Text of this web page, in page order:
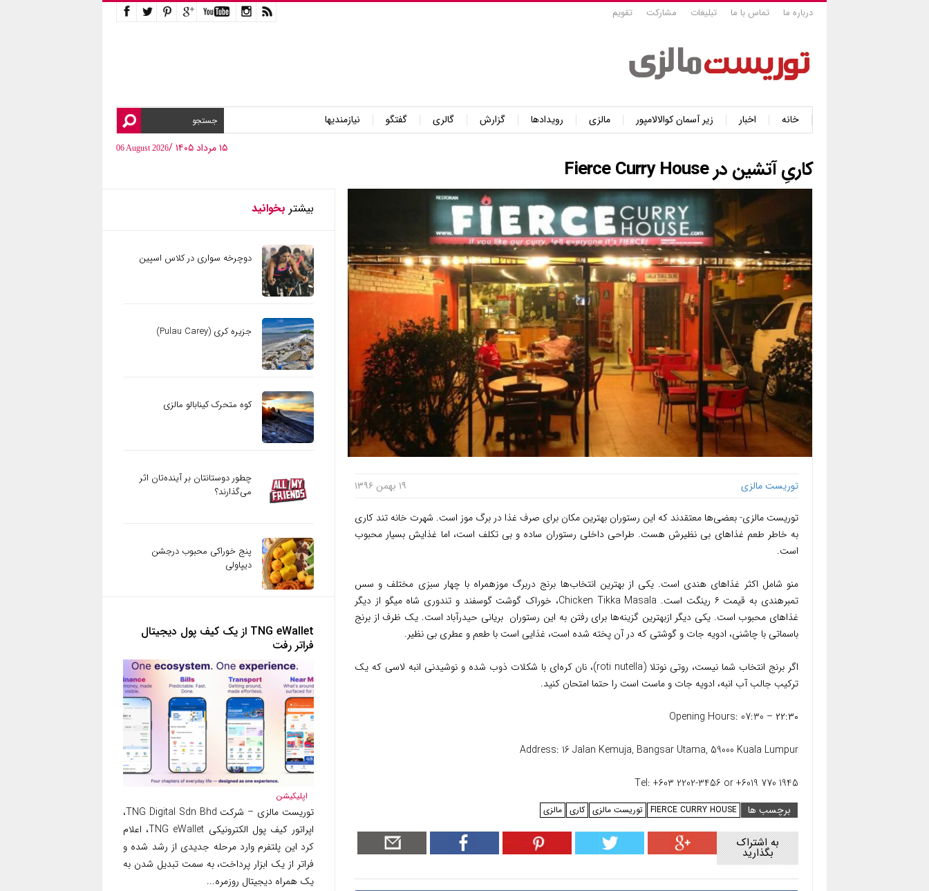
درباره ما تماس با ما تبلیغات مشارکت تقویم
خانه اخبار زیر آسمان کوالالامپور مالزی رویدادها گزارش گالری گفتگو
نیازمندیها
۱۵ مرداد ۱۴۰۵ /
06 August 2026
کاریِ آتشین در Fierce Curry House
توریست مالزی ۱۹ بهمن ۱۳۹۶
توریست مالزی- بعضی‌ها معتقدند که این رستوران بهترین مکان برای صرف غذا در برگ موز است. شهرت خانه تند کاری
به خاطر طعم غذاهای بی نظیرش هست. طراحی داخلی رستوران ساده و بی تکلف است، اما غذایش بسیار محبوب
است.
منو شامل اکثر غذاهای هندی است. یکی از بهترین انتخاب‌ها برنج دربرگ موزهمراه با چهار سبزی مختلف و سس
تمبرهندی به قیمت ۶ رینگت است. Chicken Tikka Masala، خوراک گوشت گوسفند و تندوری شاه میگو از دیگر
غذاهای محبوب است. یکی دیگر ازبهترین گزینه‌ها برای رفتن به این رستوران بریانی حیدرآباد است. یک ظرف از برنج
باسماتی با چاشنی، ادویه جات و گوشتی که در آن پخته شده است، غذایی است با طعم و عطری بی نظیر.
اگر برنج انتخاب شما نیست، روتی نوتلا (roti nutella)، نان کره‌ای با شکلات ذوب شده و نوشیدنی انبه لاسی که یک
ترکیب جالب آب انبه، ادویه جات و ماست است را حتما امتحان کنید.
Opening Hours: 07:30 – ۲۲:۳۰
Address: 16 Jalan Kemuja, Bangsar Utama, 59000 Kuala Lumpur
Tel: +603 2202-3456 or +6019 770 1945
برچسب ها
FIERCE CURRY HOUSE توریست مالزی کاری مالزی
به اشتراک
بگذارید
بیشتر بخوانید
دوچرخه سواری در کلاس اسپین
جزیره کری (Pulau Carey)
کوه متحرک کینابالو مالزی
چطور دوستانتان بر آینده‌تان اثر
می‌گذارند؟
پنج خوراکی محبوب درجشن
دیپاولی
TNG eWallet از یک کیف پول دیجیتال
فراتر رفت
اپلیکیشن
توریست مالزی – شرکت TNG Digital Sdn Bhd،
اپراتور کیف پول الکترونیکی TNG eWallet، اعلام
کرد این پلتفرم وارد مرحله جدیدی از رشد شده و
فراتر از یک ابزار پرداخت، به سمت تبدیل شدن به
یک همراه دیجیتال روزمره...